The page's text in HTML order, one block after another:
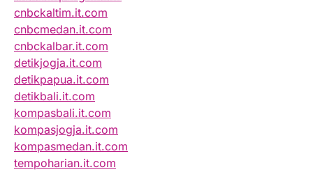
cnbckaltim.it.com
cnbcmedan.it.com
cnbckalbar.it.com
detikjogja.it.com
detikpapua.it.com
detikbali.it.com
kompasbali.it.com
kompasjogja.it.com
kompasmedan.it.com
tempoharian.it.com